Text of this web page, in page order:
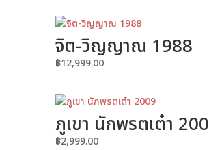
จิต-วิญญาณ 1988
฿12,999.00
ภูเขา นักพรตเต๋า
฿2,999.00